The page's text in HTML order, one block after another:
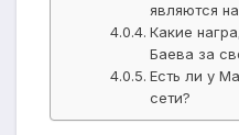
являются
Какие
Баева за
Есть ли у
сети?